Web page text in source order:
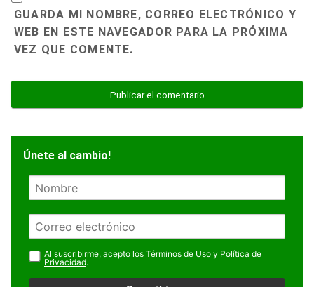
GUARDA MI NOMBRE, CORREO ELECTRÓNICO Y
WEB EN ESTE NAVEGADOR PARA LA PRÓXIMA
VEZ QUE COMENTE.
Únete al cambio!
N
m
r
e
E
m
a
i
l
Al suscribirme, acepto los Términos de Uso y Política de
Privacidad.